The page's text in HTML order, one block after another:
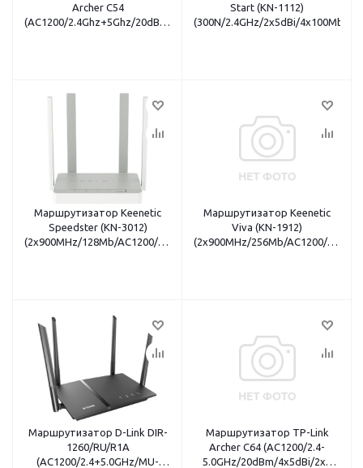
Archer C54
(AC1200/2.4Ghz+5Ghz/20dBm/5dBi/4x100Mbit/1xWAN/4
Start (KN-1112)
(300N/2.4GHz/2x5dBi/4x100Mbit/
Маршрутизатор Keenetic
Speedster (KN-3012)
(2x900MHz/128Mb/AC1200/2.4+5.0GHz/4x5dBi/MU-
Маршрутизатор Keenetic
Viva (KN-1912)
(2x900MHz/256Mb/AC1200/
Маршрутизатор D-Link DIR-
1260/RU/R1A
(AC1200/2.4+5.0GHz/MU-
Маршрутизатор TP-Link
Archer C64 (AC1200/2.4-
5.0GHz/20dBm/4x5dBi/2x2